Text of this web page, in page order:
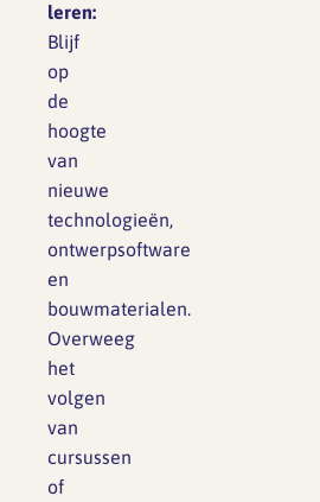
leren:
Blijf
op
de
hoogte
van
nieuwe
technologieën,
ontwerpsoftware
en
bouwmaterialen.
Overweeg
het
volgen
van
cursussen
of